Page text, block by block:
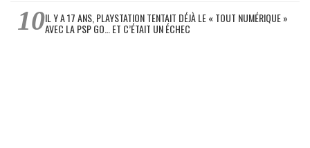
IL Y A 17 ANS, PLAYSTATION TENTAIT DÉJÀ LE « TOUT NUMÉRIQUE »
AVEC LA PSP GO… ET C’ÉTAIT UN ÉCHEC